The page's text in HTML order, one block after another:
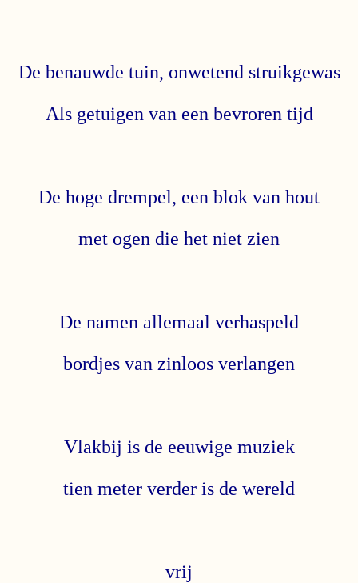
De benauwde tuin, onwetend struikgewas
Als getuigen van een bevroren tijd
De hoge drempel, een blok van hout
met ogen die het niet zien
De namen allemaal verhaspeld
bordjes van zinloos verlangen
Vlakbij is de eeuwige muziek
tien meter verder is de wereld
vrij